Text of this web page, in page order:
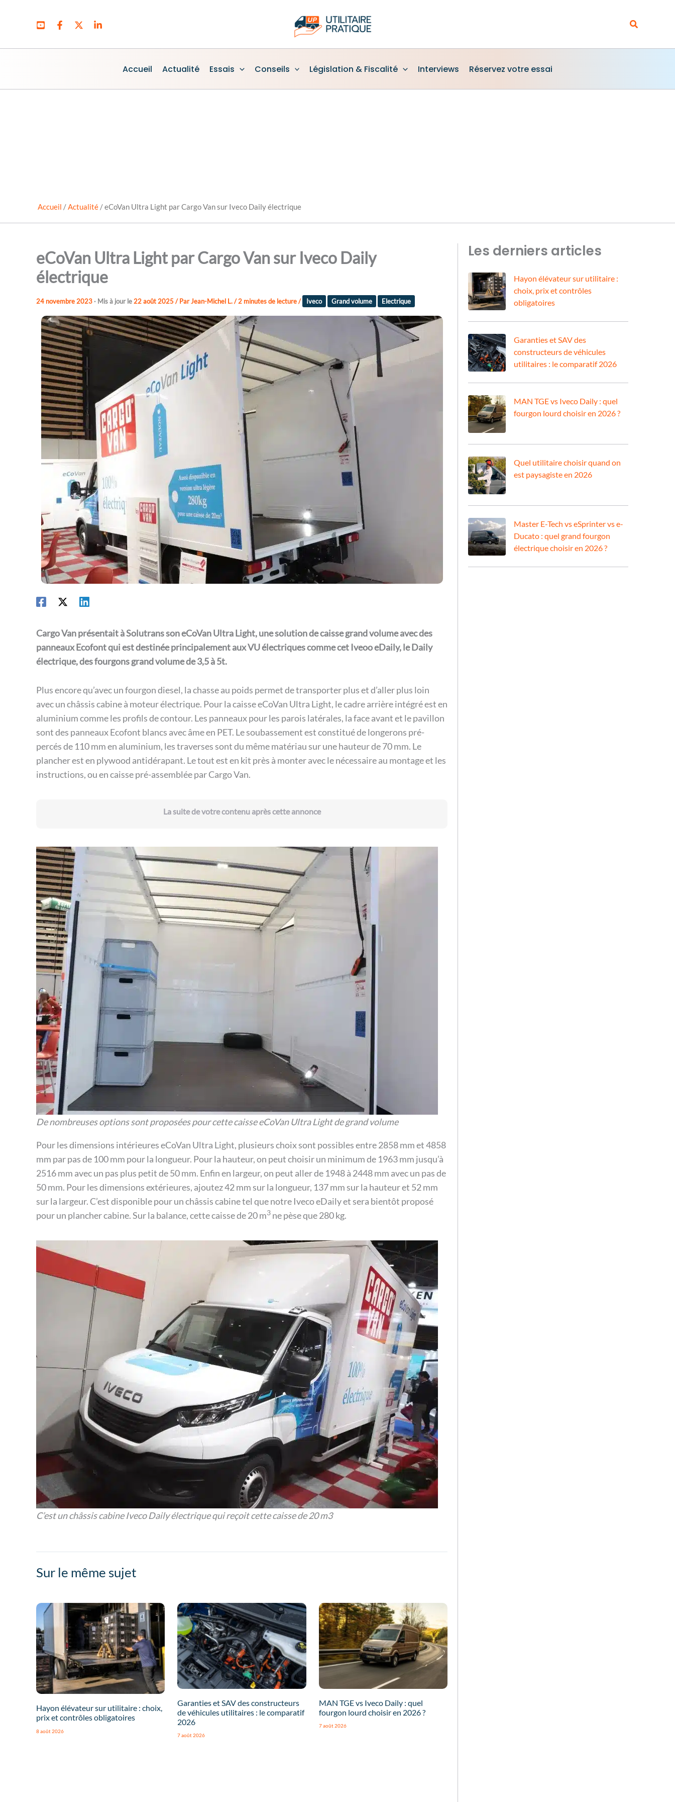
Rechercher
Accueil Actualité Essais Conseils Législation & Fiscalité Interviews Réservez votre essai
Accueil /Actualité/eCoVan Ultra Light par Cargo Van sur Iveco Daily électrique
eCoVan Ultra Light par Cargo Van sur Iveco Daily
électrique
24 novembre 2023 · Mis à jour le 22 août 2025/ ParJean-Michel L./2 minutes de lecture/ Iveco Grand volume Electrique
Cargo Van présentait à Solutrans son eCoVan Ultra Light, une solution de caisse grand volume avec des
panneaux Ecofont qui est destinée principalement aux VU électriques comme cet Iveoo eDaily, le Daily
électrique, des fourgons grand volume de 3,5 à 5t.
Plus encore qu’avec un fourgon diesel, la chasse au poids permet de transporter plus et d’aller plus loin
avec un châssis cabine à moteur électrique. Pour la caisse eCoVan Ultra Light, le cadre arrière intégré est en
aluminium comme les profils de contour. Les panneaux pour les parois latérales, la face avant et le pavillon
sont des panneaux Ecofont blancs avec âme en PET. Le soubassement est constitué de longerons pré-
percés de 110 mm en aluminium, les traverses sont du même matériau sur une hauteur de 70 mm. Le
plancher est en plywood antidérapant. Le tout est en kit près à monter avec le nécessaire au montage et les
instructions, ou en caisse pré-assemblée par Cargo Van.
La suite de votre contenu après cette annonce
De nombreuses options sont proposées pour cette caisse eCoVan Ultra Light de grand volume
Pour les dimensions intérieures eCoVan Ultra Light, plusieurs choix sont possibles entre 2858 mm et 4858
mm par pas de 100 mm pour la longueur. Pour la hauteur, on peut choisir un minimum de 1963 mm jusqu’à
2516 mm avec un pas plus petit de 50 mm. Enfin en largeur, on peut aller de 1948 à 2448 mm avec un pas de
50 mm. Pour les dimensions extérieures, ajoutez 42 mm sur la longueur, 137 mm sur la hauteur et 52 mm
sur la largeur. C’est disponible pour un châssis cabine tel que notre Iveco eDaily et sera bientôt proposé
pour un plancher cabine. Sur la balance, cette caisse de 20 m3 ne pèse que 280 kg.
C’est un châssis cabine Iveco Daily électrique qui reçoit cette caisse de 20 m3
Sur le même sujet
Hayon élévateur sur utilitaire : choix,
prix et contrôles obligatoires
8 août 2026
Garanties et SAV des constructeurs
de véhicules utilitaires : le comparatif
2026
7 août 2026
MAN TGE vs Iveco Daily : quel
fourgon lourd choisir en 2026 ?
7 août 2026
Les derniers articles
Hayon élévateur sur utilitaire :
choix, prix et contrôles
obligatoires
Garanties et SAV des
constructeurs de véhicules
utilitaires : le comparatif 2026
MAN TGE vs Iveco Daily : quel
fourgon lourd choisir en 2026 ?
Quel utilitaire choisir quand on
est paysagiste en 2026
Master E-Tech vs eSprinter vs e-
Ducato : quel grand fourgon
électrique choisir en 2026 ?